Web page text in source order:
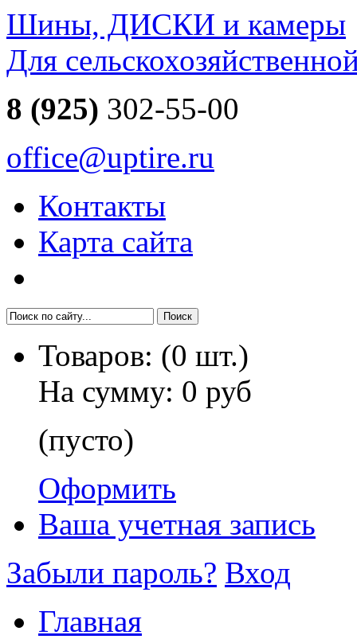
Шины, ДИСКИ и камеры
Для
8 (925) 302-55-00
office@uptire.ru
Контакты
Карта сайта
Товаров: (0 шт.)
На сумму: 0 руб
(пусто)
Оформить
Ваша учетная запись
Забыли пароль? Вход
Главная